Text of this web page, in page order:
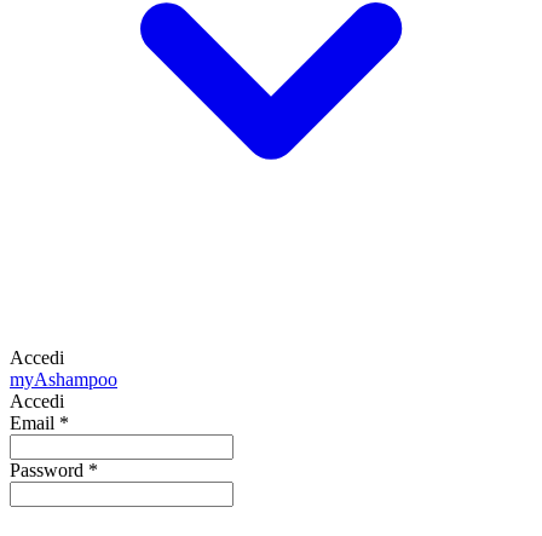
Accedi
myAshampoo
Accedi
Email *
Password *